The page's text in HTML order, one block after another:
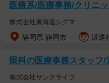
通りにいかない瞬間も、予定
『失敗』じゃなくて、ふたり
きたこと"を記念する カフ
分。ホテルでだらっとする時
医療系/医療事務/クリニ
株式会社東海道シグマ
静岡県 静岡市 派遣
眼科の医療事務スタッフ
株式会社サンクライフ